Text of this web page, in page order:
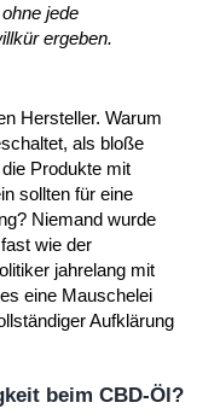
jede
ergeben.
Hersteller. Warum
als bloße
Produkte mit
sollten für eine
Niemand wurde
wie der
jahrelang mit
eine Mauschelei
Aufklärung
beim CBD-Öl?